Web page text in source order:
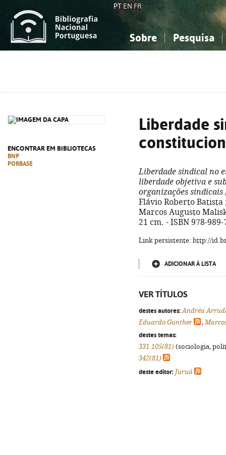
PT EN FR
Sobre Pesquisa
ENCONTRAR EM BIBLIOTECAS
BNP
PORBASE
Liberdade
Liberdade sindical no
liberdade objetiva e
organizações sindicais
Flávio Roberto
Marcos Augusto
21 cm. - ISBN 978-989-
Link persistente: http://
ADICIONAR À LISTA
VER TÍTULOS
destes autores: Andréa
Eduardo Gunther
,
destes temas:
331.105(81) (sociologia,
342(81)
deste editor: Juruá